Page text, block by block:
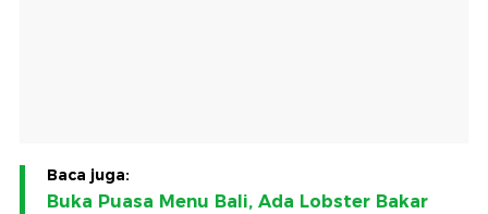
Baca juga:
Buka Puasa Menu Bali, Ada Lobster Bakar